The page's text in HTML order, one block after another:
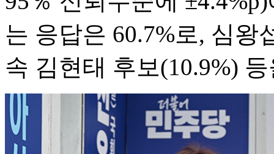
는 응답은 60.7%로, 심왕
속 김현태 후보(10.9%)